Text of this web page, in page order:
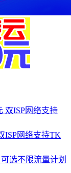
ISP网络支持TK